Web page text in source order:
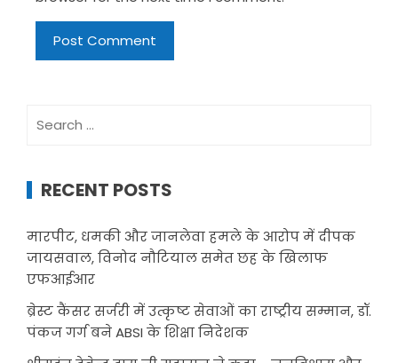
for:
RECENT POSTS
मारपीट, धमकी और जानलेवा हमले के आरोप में दीपक
जायसवाल, विनोद नौटियाल समेत छह के खिलाफ
एफआईआर
ब्रेस्ट कैंसर सर्जरी में उत्कृष्ट सेवाओं का राष्ट्रीय सम्मान, डॉ.
पंकज गर्ग बने ABSI के शिक्षा निदेशक